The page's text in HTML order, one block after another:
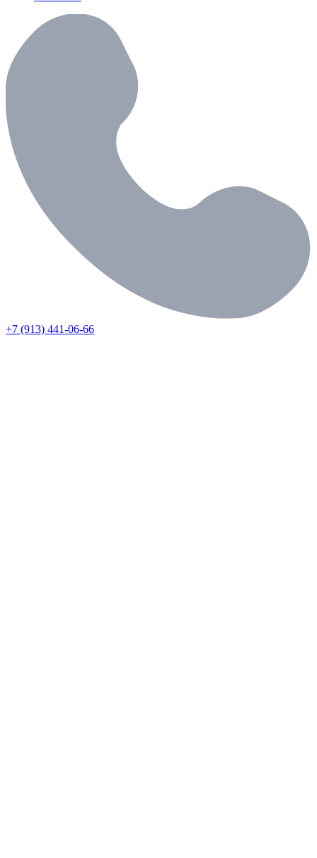
+7 (913) 441-06-66